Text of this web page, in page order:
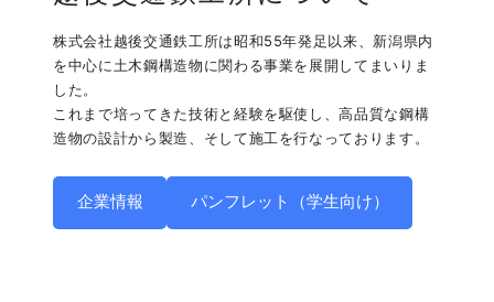
株式会社越後交通鉄工所は昭和55年発足以来、新潟県内
を中心に土木鋼構造物に関わる事業を展開してまいりま
した。
これまで培ってきた技術と経験を駆使し、高品質な鋼構
造物の設計から製造、そして施工を行なっております。
企業情報 パンフレット（学生向け）